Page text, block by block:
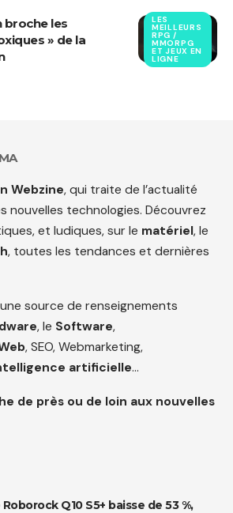
LES
MEILLEURS
RPG /
MMORPG
ET JEUX EN
LIGNE
broche les
» de la
Webzine, qui traite de l’actualité
nouvelles technologies. Découvrez
et ludiques, sur le matériel, le
, toutes les tendances et dernières
source de renseignements
, le Software,
, SEO, Webmarketing,
artificielle…
de près ou de loin aux nouvelles
Roborock Q10 S5+ baisse de 53 %,